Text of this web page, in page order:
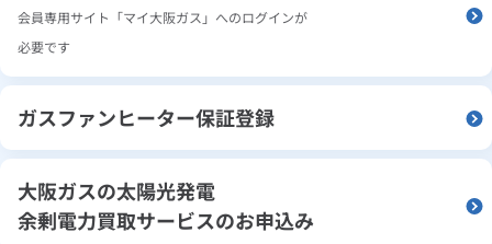
会員専用サイト「マイ大阪ガス」へのログインが
必要です
ガスファンヒーター保証登録
大阪ガスの太陽光発電
余剰電力買取サービスのお申込み